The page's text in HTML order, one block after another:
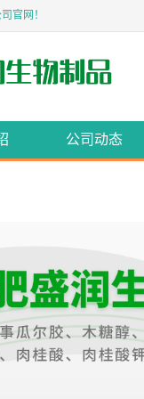
官网！
公司动态